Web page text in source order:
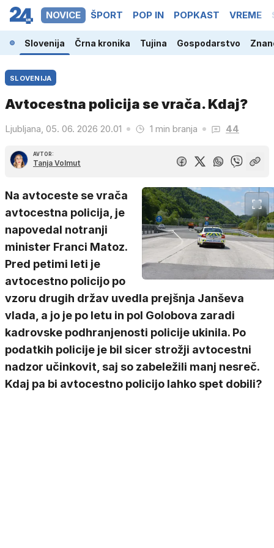
NOVICE ŠPORT POP IN POPKAST VREME
Slovenija Črna kronika Tujina Gospodarstvo
SLOVENIJA
Avtocestna policija se vrača. Kdaj?
Ljubljana, 05. 06. 2026 20.01 1 min branja 44
AVTOR:
Tanja Volmut
Na avtoceste se vrača
avtocestna policija, je
napovedal notranji
minister Franci Matoz.
Pred petimi leti je
avtocestno policijo po
vzoru drugih držav uvedla prejšnja Janševa
vlada, a jo je po letu in pol Golobova zaradi
kadrovske podhranjenosti policije ukinila. Po
podatkih policije je bil sicer strožji avtocestni
nadzor učinkovit, saj so zabeležili manj nesreč.
Kdaj pa bi avtocestno policijo lahko spet dobili?